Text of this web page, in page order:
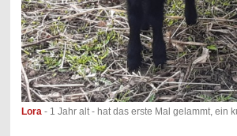
Lora- 1 Jahr alt - hat das erste Mal gelammt, ein